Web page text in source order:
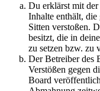
Du erklärst mit der
Inhalte enthält, die
Sitten verstoßen.
besitzt, die in
zu setzen bzw. zu
Der Betreiber des
Verstößen gegen
Board